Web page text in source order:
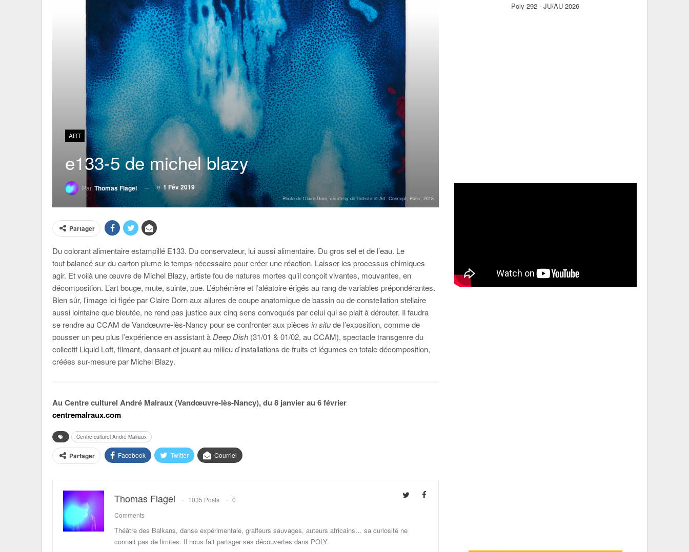
ART
e133-5 de michel blazy
ParThomas Flagel le 1 Fév 2019
Photo de Claire Dorn, courtesy de l’artiste et Art: Concept, Paris, 2018
Partager
Du colorant alimentaire estampillé E133. Du conservateur, lui aussi alimentaire. Du gros sel et de l’eau. Le
tout balancé sur du carton plume le temps nécessaire pour créer une réaction. Laisser les processus chimiques
agir. Et voilà une œuvre de Michel Blazy, artiste fou de natures mortes qu’il conçoit vivantes, mouvantes, en
décomposition. L’art bouge, mute, suinte, pue. L’éphémère et l’aléatoire érigés au rang de variables prépondérantes.
Bien sûr, l’image ici figée par Claire Dorn aux allures de coupe anatomique de bassin ou de constellation stellaire
aussi lointaine que bleutée, ne rend pas justice aux cinq sens convoqués par celui qui se plait à dérouter. Il faudra
se rendre au CCAM de Vandœuvre-lès-Nancy pour se confronter aux pièces in situde l’exposition, comme de
pousser un peu plus l’expérience en assistant à Deep Dish (31/01 & 01/02, au CCAM), spectacle transgenre du
collectif Liquid Loft, filmant, dansant et jouant au milieu d’installations de fruits et légumes en totale décomposition,
créées sur-mesure par Michel Blazy.
Au Centre culturel André Malraux (Vandœuvre-lès-Nancy), du 8 janvier au 6 février
centremalraux.com
Centre culturel André Malraux
Partager Facebook Twitter Courriel
Thomas Flagel 1035 Posts
0
Comments
Théâtre des Balkans, danse expérimentale, graffeurs sauvages, auteurs africains… sa curiosité ne
connait pas de limites. Il nous fait partager ses découvertes dans POLY.
Poly 292 - JU/AU 2026